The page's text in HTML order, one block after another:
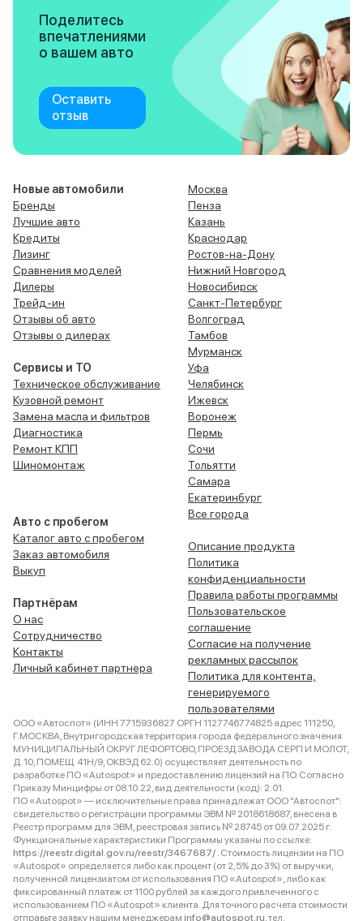
Поделитесь
впечатлениями
о вашем авто
Оставить
отзыв
Новые автомобили
Бренды
Лучшие авто
Кредиты
Лизинг
Сравнения моделей
Дилеры
Трейд-ин
Отзывы об авто
Отзывы о дилерах
Сервисы и ТО
Техническое обслуживание
Кузовной ремонт
Замена масла и фильтров
Диагностика
Ремонт КПП
Шиномонтаж
Авто с пробегом
Каталог авто с пробегом
Заказ автомобиля
Выкуп
Партнёрам
О нас
Сотрудничество
Контакты
Личный кабинет партнера
Москва
Пенза
Казань
Краснодар
Ростов-на-Дону
Нижний Новгород
Новосибирск
Санкт-Петербург
Волгоград
Тамбов
Мурманск
Уфа
Челябинск
Ижевск
Воронеж
Пермь
Сочи
Тольятти
Самара
Екатеринбург
Все города
Описание продукта
Политика
конфиденциальности
Правила работы программы
Пользовательское
соглашение
Согласие на получение
рекламных рассылок
Политика для контента,
генерируемого
пользователями
ООО «Автоспот» (ИНН 7715936827 ОРГН 1127746774825 адрес 111250,
Г.МОСКВА, Внутригородская территория города федерального значения
МУНИЦИПАЛЬНЫЙ ОКРУГ ЛЕФОРТОВО, ПРОЕЗД ЗАВОДА СЕРП И МОЛОТ,
Д. 10, ПОМЕЩ. 41Н/9, ОКВЭД 62.0) осуществляет деятельность по
разработке ПО «Autospot» и предоставлению лицензий на ПО. Согласно
Приказу Минцифры от 08.10.22, вид деятельности (код): 2.01.
ПО «Autospot» — исключительные права принадлежат ООО "Автоспот":
свидетельство о регистрации программы ЭВМ № 2018618687, внесена в
Реестр программ для ЭВМ, реестровая запись № 28745 от 09.07.2025 г.
Функциональные характеристики Программы указаны по ссылке:
https://reestr.digital.gov.ru/reestr/3467687/ . Стоимость лицензии на ПО
«Autospot» определяется либо как процент (от 2,5% до 3%) от выручки,
полученной лицензиатом от использования ПО «Autospot», либо как
фиксированный платеж от 1100 рублей за каждого привлеченного с
использованием ПО «Autospot» клиента. Для точного расчета стоимости
отправьте заявку нашим менеджерам info@autospot.ru, тел.